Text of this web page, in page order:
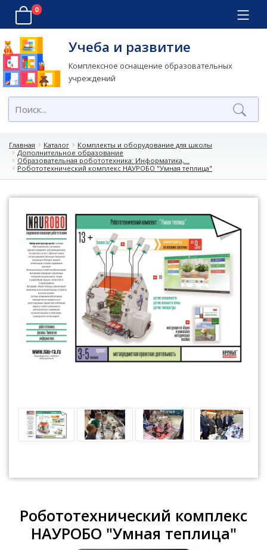
0
Учеба и развитие
Комплексное оснащение образовательных
учреждений
Главная Каталог
Комплекты и оборудование для школы
Дополнительное образование
Образовательная робототехника: Информатика,...
Робототехнический комплекс НАУРОБО "Умная теплица"
Робототехнический комплекс
НАУРОБО "Умная теплица"